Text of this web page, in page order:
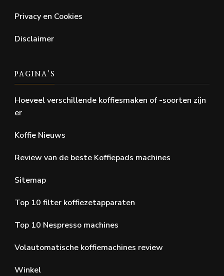
Privacy en Cookies
Disclaimer
PAGINA’S
Hoeveel verschillende koffiesmaken of -soorten zijn
er
Koffie Nieuws
Review van de beste Koffiepads machines
Sitemap
Top 10 filter koffiezetapparaten
Top 10 Nespresso machines
Volautomatische koffiemachines review
Winkel